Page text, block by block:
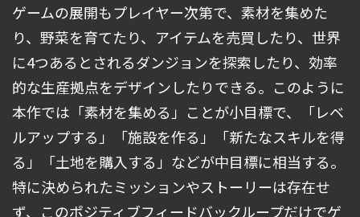
ゲームの展開もプレイヤー次第で、素材を集めた
り、野菜を育てたり、アイテムを売買したり、世界
に4つあるとされるダンジョンを探索したり、効率
的な生産拠点をデザインしたりできる。このように
本作では「素材を集める」ことが小目標で、「レベ
ルアップする」「施設を作る」「新たなスキルを得
る」「土地を購入する」などが中目標に相当する。
特に決められたミッションやストーリーは存在せ
ず、このポジティブフィードバックループだけでゲ